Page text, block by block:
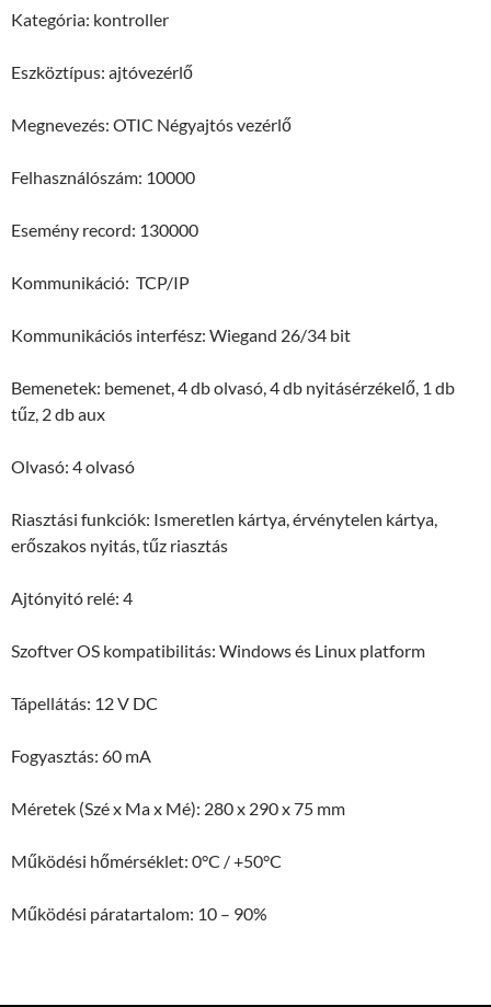
Kategória: kontroller
Eszköztípus: ajtóvezérlő
Megnevezés: OTIC Négyajtós vezérlő
Felhasználószám: 10000
Esemény record: 130000
Kommunikáció: TCP/IP
Kommunikációs interfész: Wiegand 26/34 bit
Bemenetek: bemenet, 4 db olvasó, 4 db nyitásérzékelő, 1 db
tűz, 2 db aux
Olvasó: 4 olvasó
Riasztási funkciók: Ismeretlen kártya, érvénytelen kártya,
erőszakos nyitás, tűz riasztás
Ajtónyitó relé: 4
Szoftver OS kompatibilitás: Windows és Linux platform
Tápellátás: 12 V DC
Fogyasztás: 60 mA
Méretek (Szé x Ma x Mé): 280 x 290 x 75 mm
Működési hőmérséklet: 0°C / +50°C
Működési páratartalom: 10 – 90%